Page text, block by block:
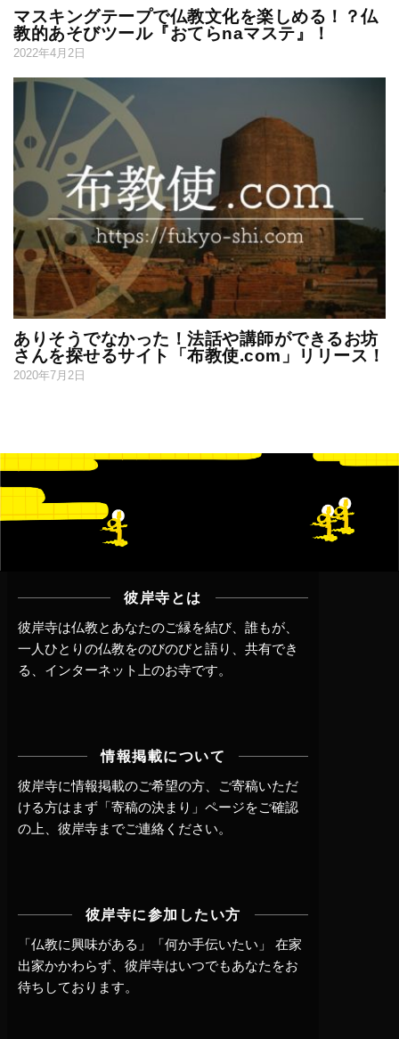
マスキングテープで仏教文化を楽しめる！？仏
教的あそびツール『おてらnaマステ』！
2022年4月2日
ありそうでなかった！法話や講師ができるお坊
さんを探せるサイト「布教使.com」リリース！
2020年7月2日
彼岸寺とは
彼岸寺は仏教とあなたのご縁を結び、誰もが、
一人ひとりの仏教をのびのびと語り、共有でき
る、インターネット上のお寺です。
情報掲載について
彼岸寺に情報掲載のご希望の方、ご寄稿いただ
ける方はまず 「寄稿の決まり」ページをご確認
の上、 彼岸寺までご連絡 ください。
彼岸寺に参加したい方
「仏教に興味がある」「何か手伝いたい」 在家
出家かかわらず、 彼岸寺はいつでもあなたをお
待ちしております。